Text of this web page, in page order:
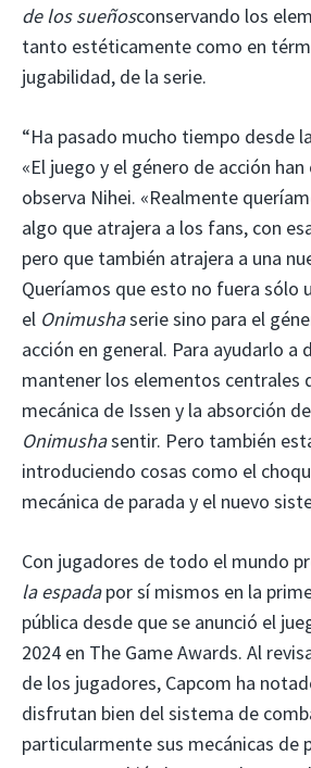
de los sueñosconservando los
tanto estéticamente como en
jugabilidad, de la serie.
“Ha pasado mucho tiempo desde
«El juego y el género de acción
observa Nihei. «Realmente
algo que atrajera a los fans, con
pero que también atrajera a una
Queríamos que esto no fuera sólo
el Onimushaserie sino para el
acción en general. Para ayudarlo a
mantener los elementos centrales
mecánica de Issen y la absorción
Onimushasentir. Pero también
introduciendo cosas como el
mecánica de parada y el nuevo
Con jugadores de todo el mundo
la espadapor sí mismos en la
pública desde que se anunció el
2024 en The Game Awards. Al
de los jugadores, Capcom ha
disfrutan bien del sistema de
particularmente sus mecánicas de